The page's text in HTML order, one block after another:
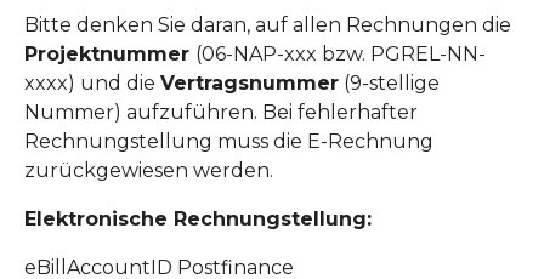
Bitte denken Sie daran, auf allen Rechnungen die
Projektnummer (06-NAP-xxx bzw. PGREL-NN-
xxxx) und die Vertragsnummer (9-stellige
Nummer) aufzuführen. Bei fehlerhafter
Rechnungstellung muss die E-Rechnung
zurückgewiesen werden.
Elektronische Rechnungstellung:
eBillAccountID Postfinance